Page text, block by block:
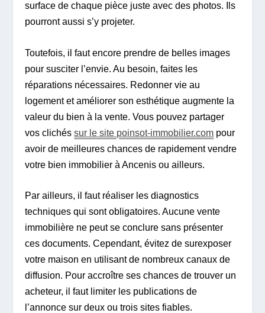
surface de chaque pièce juste avec des photos. Ils
pourront aussi s’y projeter.
Toutefois, il faut encore prendre de belles images
pour susciter l’envie. Au besoin, faites les
réparations nécessaires. Redonner vie au
logement et améliorer son esthétique augmente la
valeur du bien à la vente. Vous pouvez partager
vos clichéssur le site poinsot-immobilier.com pour
avoir de meilleures chances de rapidement vendre
votre bien immobilier à Ancenis ou ailleurs.
Par ailleurs, il faut réaliser les diagnostics
techniques qui sont obligatoires. Aucune vente
immobilière ne peut se conclure sans présenter
ces documents. Cependant, évitez de surexposer
votre maison en utilisant de nombreux canaux de
diffusion. Pour accroître ses chances de trouver un
acheteur, il faut limiter les publications de
l’annonce sur deux ou trois sites fiables.